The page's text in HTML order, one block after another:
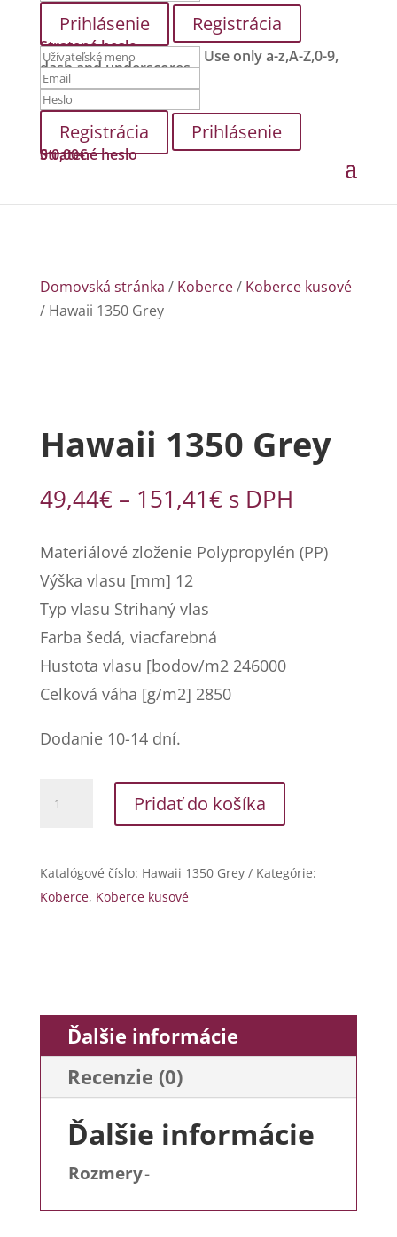
Registrácia
Stratené heslo Use only a-z,A-Z,0-9,
dash and underscores.
Prihlásenie
Stratené heslo
00,00€
Domovská stránka / Koberce/ Koberce kusové
/ Hawaii 1350 Grey
Hawaii 1350 Grey
49,44€ – 151,41€Price
49,44€
through
s DPH
Materiálové zloženie Polypropylén (PP)
Výška vlasu [mm] 12
Typ vlasu Strihaný vlas
Farba šedá, viacfarebná
Hustota vlasu [bodov/m2 246000
Celková váha [g/m2] 2850
Dodanie 10-14 dní.
Hawaii
Grey
Pridať do košíka
Katalógové číslo: Hawaii 1350 Grey
Kategórie:
Koberce, Koberce kusové
Ďalšie informácie
Recenzie (0)
Ďalšie informácie
Rozmery-